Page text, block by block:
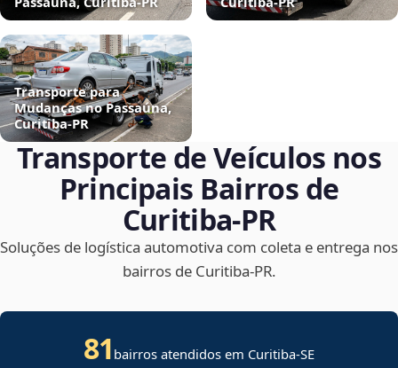
Transporte para
Mudanças no Passaúna,
Curitiba‑PR
Transporte de Veículos nos
Principais Bairros de
Curitiba‑PR
Soluções de logística automotiva com coleta e entrega nos
bairros de Curitiba‑PR.
81 bairros atendidos em Curitiba-SE